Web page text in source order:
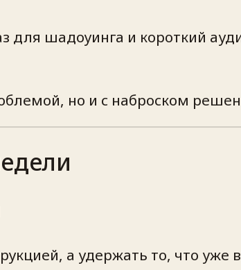
для шадоуинга и короткий
но и с наброском
а удержать то, что уже